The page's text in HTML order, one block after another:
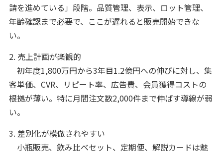
請を進めている」段階。品質管理、表示、ロット管理、
年齢確認まで必要で、ここが遅れると販売開始できな
い。
2. 売上計画が楽観的
初年度1,800万円から3年目1.2億円への伸びに対し、集
客単価、CVR、リピート率、広告費、会員獲得コストの
根拠が薄い。特に月間注文数2,000件まで伸ばす導線が弱
い。
3. 差別化が模倣されやすい
小瓶販売、飲み比べセット、定期便、解説カードは魅